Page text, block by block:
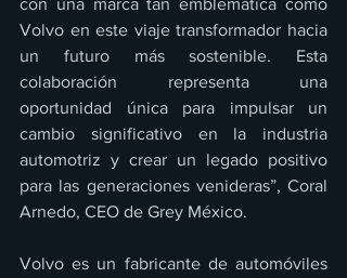
Volvo en este viaje transformador hacia
un futuro más sostenible. Esta
colaboración representa una
oportunidad única para impulsar un
cambio significativo en la industria
automotriz y crear un legado positivo
para las generaciones venideras”, Coral
Arnedo, CEO de Grey México.
Volvo es un fabricante de automóviles